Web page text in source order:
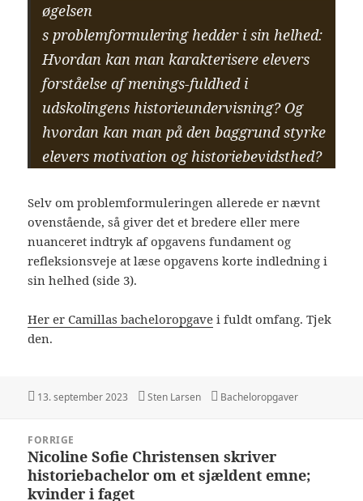
øgelsen
s problemformulering hedder i sin helhed:
Hvordan kan man karakterisere elevers
forståelse af menings-fuldhed i
udskolingens historieundervisning? Og
hvordan kan man på den baggrund styrke
elevers motivation og historiebevidsthed?
Selv om problemformuleringen allerede er nævnt
ovenstående, så giver det et bredere eller mere
nuanceret indtryk af opgavens fundament og
refleksionsveje at læse opgavens korte indledning i
sin helhed (side 3).
Her er Camillas bacheloropgave i fuldt omfang. Tjek
den.
Udgivet
13. september 2023 Forfatter
Sten Larsen Kategorier
Bacheloropgaver
FORRIGE
Forrige
indlæg:
Nicoline Sofie Christensen skriver
historiebachelor om et sjældent emne;
kvinder i faget